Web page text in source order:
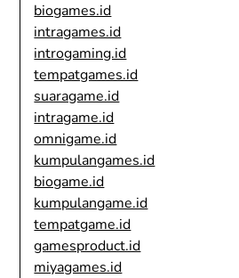
biogames.id
intragames.id
introgaming.id
tempatgames.id
suaragame.id
intragame.id
omnigame.id
kumpulangames.id
biogame.id
kumpulangame.id
tempatgame.id
gamesproduct.id
miyagames.id